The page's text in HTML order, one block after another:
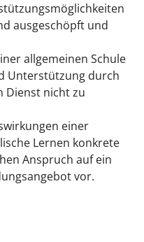
ausgeschöpft und
allgemeinen Schule
Unterstützung durch
Dienst nicht zu
einer
Lernen konkrete
Anspruch auf ein
vor.